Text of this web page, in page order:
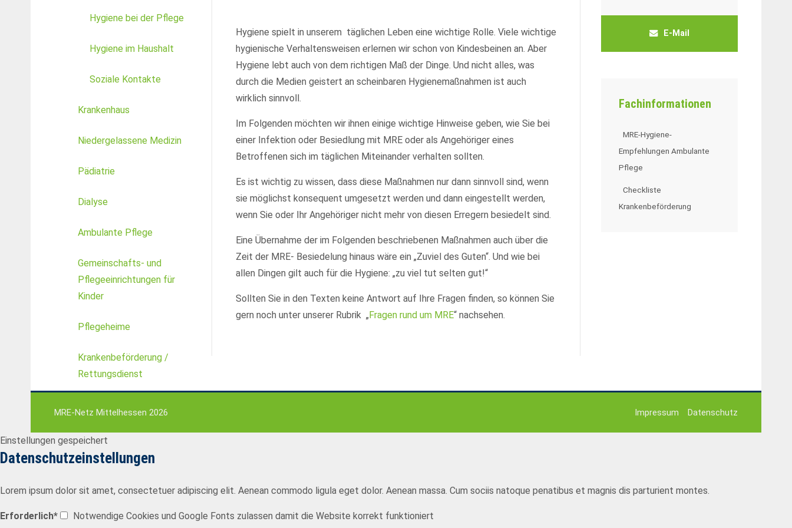
24h/ 365days
We offer support for our customers
Get in touch
Cybersteel Inc.
San Francisco, CA 94102
Have any questions?
info@yourdomain.com
About us
Lorem ipsum dolor sit amet, consectetuer adipiscing elit.
Aenean commodo ligula eget dolor. Aenean massa. Cum sociis natoque penatibus et magnis dis parturient montes, nascetur ridiculus mus. Donec quam felis, ultricies nec.
Hygiene spielt in unserem täglichen Leben eine wichtige Rolle. Viele wichtige
hygienische Verhaltensweisen erlernen wir schon von Kindesbeinen an. Aber
Hygiene lebt auch von dem richtigen Maß der Dinge. Und nicht alles, was
durch die Medien geistert an scheinbaren Hygienemaßnahmen ist auch
wirklich sinnvoll.
Im Folgenden möchten wir ihnen einige wichtige Hinweise geben, wie Sie bei
einer Infektion oder Besiedlung mit MRE oder als Angehöriger eines
Betroffenen sich im täglichen Miteinander verhalten sollten.
Es ist wichtig zu wissen, dass diese Maßnahmen nur dann sinnvoll sind, wenn
sie möglichst konsequent umgesetzt werden und dann eingestellt werden,
wenn Sie oder Ihr Angehöriger nicht mehr von diesen Erregern besiedelt sind.
Eine Übernahme der im Folgenden beschriebenen Maßnahmen auch über die
Zeit der MRE- Besiedelung hinaus wäre ein „Zuviel des Guten“. Und wie bei
allen Dingen gilt auch für die Hygiene: „zu viel tut selten gut!“
Sollten Sie in den Texten keine Antwort auf Ihre Fragen finden, so können Sie
gern noch unter unserer Rubrik „Fragen rund um MRE“ nachsehen.
Hygiene bei der Pflege
Hygiene im Haushalt
Soziale Kontakte
Krankenhaus
Niedergelassene Medizin
Pädiatrie
Dialyse
Ambulante Pflege
Gemeinschafts- und
Pflegeeinrichtungen für
Kinder
Pflegeheime
Krankenbeförderung /
Rettungsdienst
E-Mail
Fachinformationen
MRE-Hygiene-
Empfehlungen Ambulante
Pflege
Checkliste
Krankenbeförderung
MRE-Netz Mittelhessen 2026 Impressum Datenschutz
Einstellungen gespeichert
Datenschutzeinstellungen
Lorem ipsum dolor sit amet, consectetuer adipiscing elit. Aenean commodo ligula eget dolor. Aenean massa. Cum sociis natoque penatibus et magnis dis parturient montes.
Erforderlich*
Notwendige Cookies und Google Fonts zulassen damit die Website korrekt funktioniert